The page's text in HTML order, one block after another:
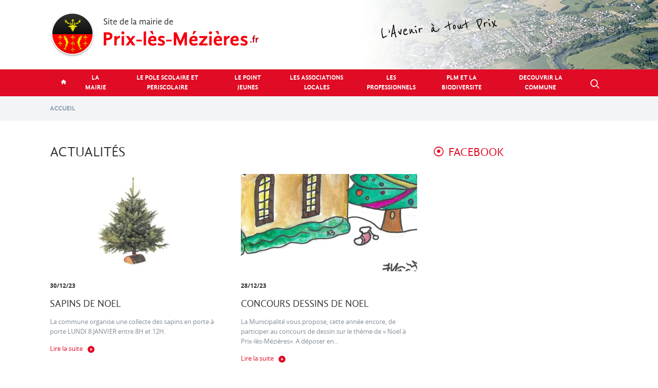
LA
MAIRIE
LE POLE SCOLAIRE ET
PERISCOLAIRE
LE POINT
JEUNES
LES ASSOCIATIONS
LOCALES
LES
PROFESSIONNELS
PLM ET LA
BIODIVERSITE
DECOUVRIR LA
COMMUNE
ACCUEIL
ACTUALITÉS
30/12/23
SAPINS DE NOEL
La commune organise une collecte des sapins en porte à
porte LUNDI 8 JANVIER entre 8H et 12H.
Lire la suite
28/12/23
CONCOURS DESSINS DE NOEL
La Municipalité vous propose, cette année encore, de
participer au concours de dessin sur le thème de « Noël à
Prix-lès-Mézières». A déposer en...
Lire la suite
FACEBOOK